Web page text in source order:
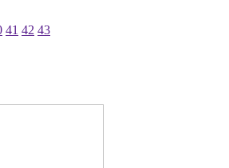
41 42 43